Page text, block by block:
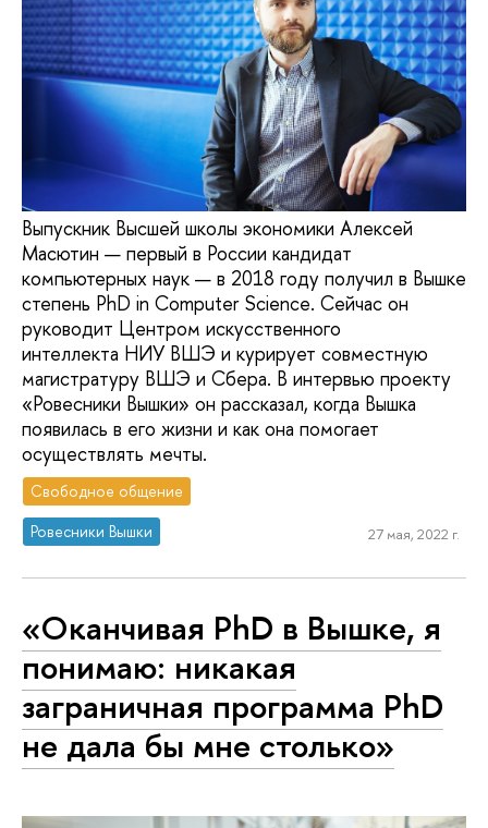
Выпускник Высшей школы экономики Алексей
Масютин — первый в России кандидат
компьютерных наук — в 2018 году получил в Вышке
степень PhD in Computer Science. Сейчас он
руководит Центром искусственного
интеллекта НИУ ВШЭ и курирует совместную
магистратуру ВШЭ и Сбера. В интервью проекту
«Ровесники Вышки» он рассказал, когда Вышка
появилась в его жизни и как она помогает
осуществлять мечты.
Свободное общение
Ровесники Вышки
27 мая, 2022 г.
«Оканчивая PhD в Вышке, я
понимаю: никакая
заграничная программа PhD
не дала бы мне столько»